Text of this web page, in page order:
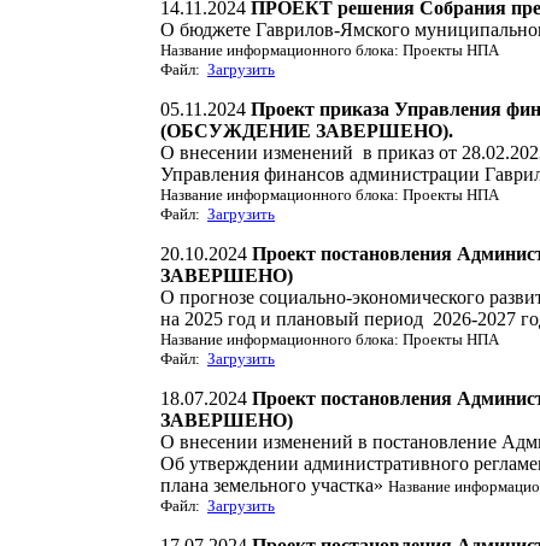
14.11.2024 ПРОЕКТ решения Собрания
О бюджете Гаврилов-Ямского
Название информационного блока: Проекты НПА
Файл: Загрузить
05.11.2024 Проект приказа Управления
(ОБСУЖДЕНИЕ ЗАВЕРШЕНО).
О внесении изменений в приказ от
Управления финансов администрации
Название информационного блока: Проекты НПА
Файл: Загрузить
20.10.2024 Проект постановления
ЗАВЕРШЕНО)
О прогнозе социально-экономического
на 2025 год и плановый период 2026-2027
Название информационного блока: Проекты НПА
Файл: Загрузить
18.07.2024 Проект постановления
ЗАВЕРШЕНО)
О внесении изменений в постановление
Об утверждении административного
плана земельного участка» Название
Файл: Загрузить